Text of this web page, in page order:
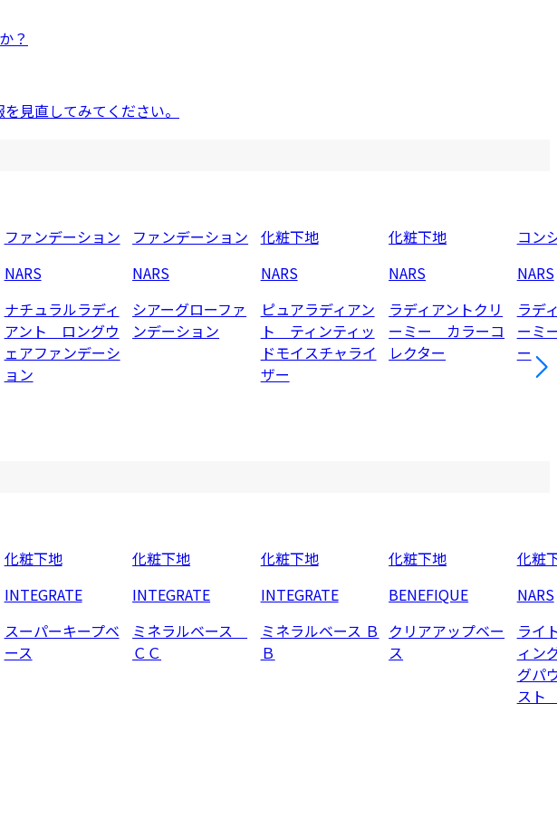
？
見直してみてください。
ファンデーション
NARS
ナチュラルラディ
アント ロングウ
ェアファンデーシ
ョン
ファンデーション
NARS
シアーグローファ
ンデーション
化粧下地
NARS
ピュアラディアン
ト ティンティッ
ドモイスチャライ
ザー
化粧下地
NARS
ラディアントクリ
ーミー カラーコ
レクター
コン
NARS
ラデ
ーミ
ー
化粧下地
INTEGRATE
スーパーキープベ
ース
化粧下地
INTEGRATE
ミネラルベース
ＣＣ
化粧下地
INTEGRATE
ミネラルベース Ｂ
Ｂ
化粧下地
BENEFIQUE
クリアアップベー
ス
化粧
NARS
ライ
ィン
グパ
ス